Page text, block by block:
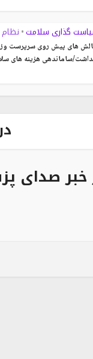
گذاری سلامت•
های پیش روی سرپرست
ساماندهی هزینه های
خبر صدای